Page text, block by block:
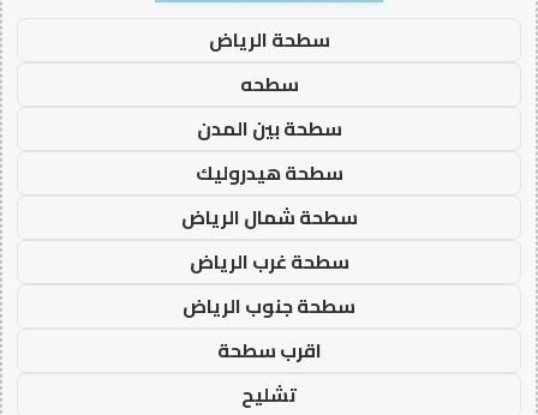
سطحة الرياض
سطحه
سطحة بين المدن
سطحة هيدروليك
سطحة شمال الرياض
سطحة غرب الرياض
سطحة جنوب الرياض
اقرب سطحة
تشليح